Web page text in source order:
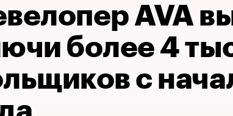
Политика
валюты
AVA
более 4
с